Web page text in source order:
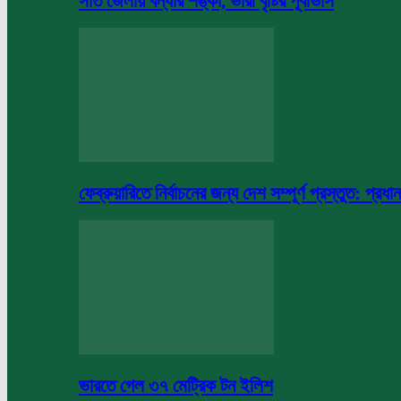
ফেব্রুয়ারিতে নির্বাচনের জন্য দেশ সম্পূর্ণ প্রস্তুত: প্রধান
ভারতে গেল ৩৭ মেট্রিক টন ইলিশ